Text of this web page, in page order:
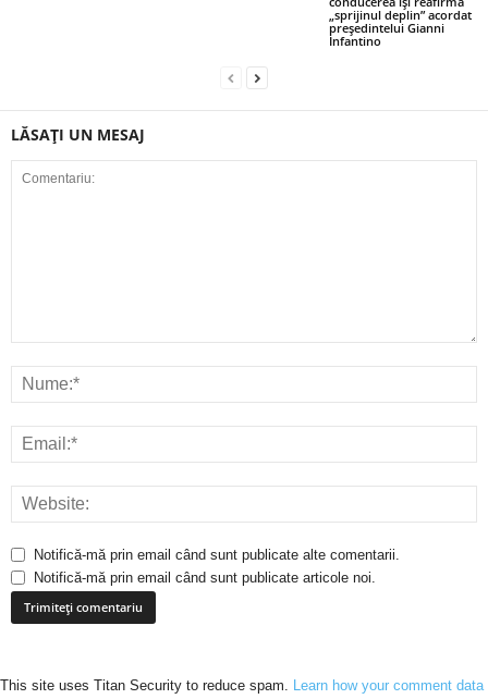
„sprijinul deplin” acordat
preşedintelui Gianni
Infantino
LĂSAȚI UN MESAJ
Notifică-mă prin email când sunt publicate alte comentarii.
Notifică-mă prin email când sunt publicate articole noi.
This site uses Titan Security to reduce spam. Learn how your comment data